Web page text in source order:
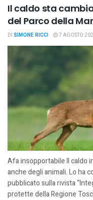
Il caldo sta
del Parco della
DI SIMONE RICCI 7 AGOSTO
Afa insopportabile Il caldo
anche degli animali. Lo ha
pubblicato sulla rivista
protette della Regione